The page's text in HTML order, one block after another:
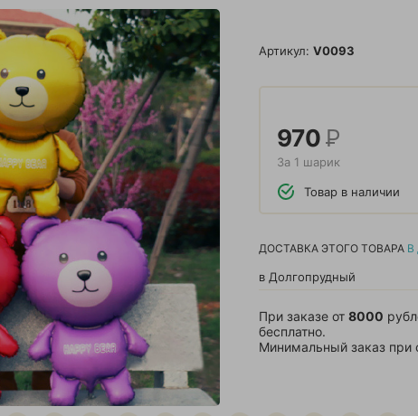
Артикул: V0093
970Р
За 1 шарик
Товар в наличии
ДОСТАВКА ЭТОГО ТОВАРА В
в Долгопрудный
При заказе от 8000
бесплатно.
Минимальный заказ при